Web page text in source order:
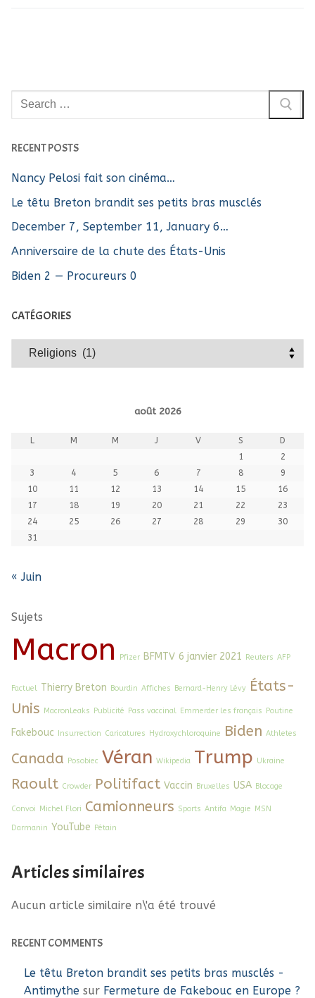
Rechercher
:
RECENT POSTS
Nancy Pelosi fait son cinéma…
Le têtu Breton brandit ses petits bras musclés
December 7, September 11, January 6…
Anniversaire de la chute des États-Unis
Biden 2 — Procureurs 0
CATÉGORIES
Catégories
août 2026
L M M J V S
D
1
2
3
4 5 6 7 8
9
10
11 12 13 14 15
16
17
18 19 20 21 22
23
24
25 26 27 28 29
30
31
« Juin
Sujets
Macron Pfizer BFMTV 6 janvier 2021 Reuters AFP
Factuel Thierry Breton Bourdin Affiches Bernard-Henry Lévy
États-
Unis MacronLeaks Publicité Pass vaccinal Emmerder les français Poutine
Fakebouc Insurrection Caricatures Hydroxychloroquine Biden Athletes
Canada Posobiec Véran Wikipedia Trump Ukraine
Raoult Crowder Politifact Vaccin Bruxelles USA Blocage
Convoi Michel Flori Camionneurs Sports Antifa Magie MSN
Darmanin YouTube Pétain
Articles similaires
Aucun article similaire n\'a été trouvé
RECENT COMMENTS
Le têtu Breton brandit ses petits bras musclés -
Antimythe sur Fermeture de Fakebouc en Europe ?